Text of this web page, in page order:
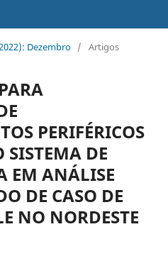
Dezembro / Artigos
PERIFÉRICOS
SISTEMA DE
EM ANÁLISE
DE CASO DE
NO NORDESTE